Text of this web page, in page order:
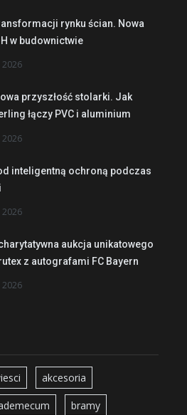
rynku ścian. Nowa
w budownictwie
przyszłość stolarki. Jak
łączy PVC i aluminium
inteligentną ochroną podczas
aukcja unikatowego
z autografami FC Bayern
akcesoria
bramy